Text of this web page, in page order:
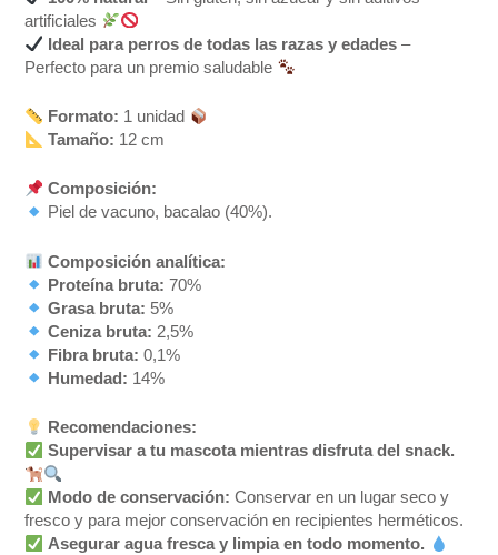
artificiales
Ideal para perros de todas las razas y edades –
Perfecto para un premio saludable
Formato: 1 unidad
Tamaño: 12 cm
Composición:
Piel de vacuno, bacalao (40%).
Composición analítica:
Proteína bruta: 70%
Grasa bruta: 5%
Ceniza bruta: 2,5%
Fibra bruta: 0,1%
Humedad: 14%
Recomendaciones:
Supervisar a tu mascota mientras disfruta del snack.
Modo de conservación: Conservar en un lugar seco y
fresco y para mejor conservación en recipientes herméticos.
Asegurar agua fresca y limpia en todo momento.